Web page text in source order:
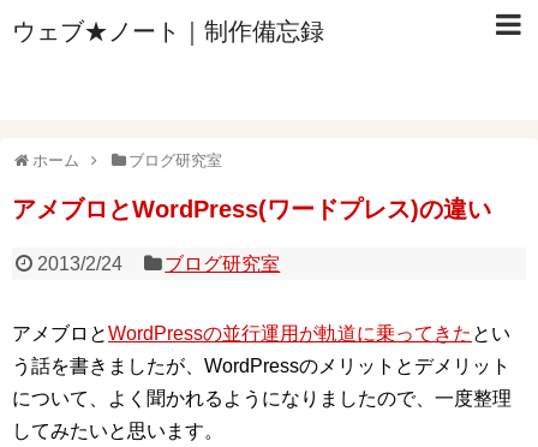
ウェブ★ノート｜制作備忘録
ホーム ブログ研究室
アメブロとWordPress(ワードプレス)の違い
2013/2/24 ブログ研究室
アメブロとWordPressの並行運用が軌道に乗ってきた とい
う話を書きましたが、WordPressのメリットとデメリット
について、よく聞かれるようになりましたので、一度整理
してみたいと思います。